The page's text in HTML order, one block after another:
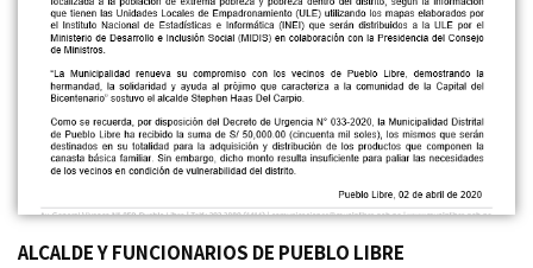
ALCALDE Y FUNCIONARIOS DE PUEBLO LIBRE